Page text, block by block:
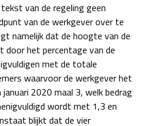
van de regeling geen
van de werkgever over te
namelijk dat de hoogte van de
door het percentage van de
met de totale
waarvoor de werkgever het
2020 maal 3, welk bedrag
wordt met 1,3 en
blijkt dat de vier